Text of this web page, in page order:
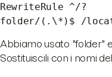
RewriteRule ^/?
folder/(.\*)$ /
Abbiamo usato "folder"
Sostituiscili con i nomi